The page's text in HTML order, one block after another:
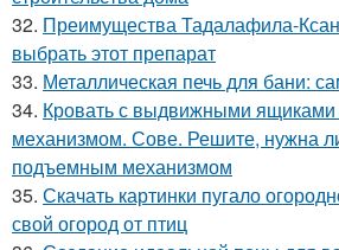
32. Преимущества Тадалафила-
выбрать этот препарат
33. Металлическая печь для бани:
34. Кровать с выдвижными
механизмом. Сове. Решите, нужна
подъемным механизмом
35. Скачать картинки пугало
свой огород от птиц